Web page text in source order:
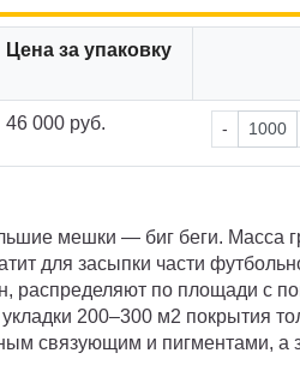
Цена за упаковку
46 000 руб. -
мешки — биг беги. Масса
для засыпки части
распределяют по площади с
200–300 м2 покрытия
связующим и пигментами, а